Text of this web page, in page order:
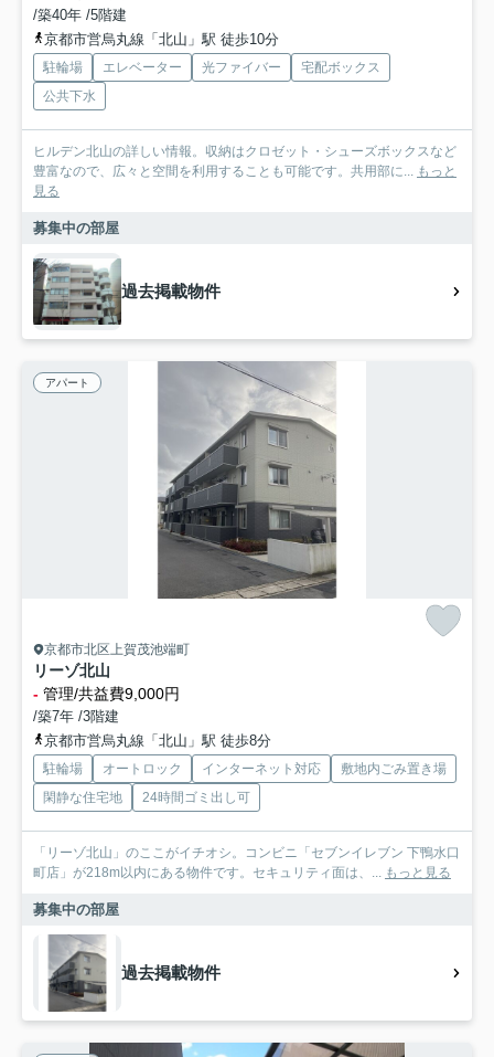
/築40年 /5階建
京都市営烏丸線「北山」駅 徒歩10分
駐輪場 エレベーター 光ファイバー
宅配ボックス
公共下水
ヒルデン北山の詳しい情報。収納はクロゼット・シューズボックスなど
豊富なので、広々と空間を利用することも可能です。共用部に... もっと
見る
募集中の部屋
過去掲載物件
アパート
京都市北区上賀茂池端町
リーゾ北山
- 管理/共益費9,000円
/築7年 /3階建
京都市営烏丸線「北山」駅 徒歩8分
駐輪場 オートロック インターネット対応
敷地内ごみ置き場
閑静な住宅地
24時間ゴミ出し可
「リーゾ北山」のここがイチオシ。コンビニ「セブンイレブン 下鴨水口
町店」が218m以内にある物件です。セキュリティ面は、... もっと見る
募集中の部屋
過去掲載物件